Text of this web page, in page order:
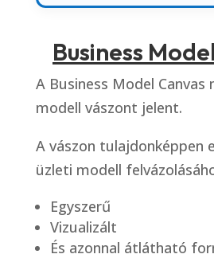
Business
A Business Model Canvas
modell vászont jelent.
A vászon tulajdonképpen
üzleti modell
Egyszerű
Vizualizált
És azonnal átlátható